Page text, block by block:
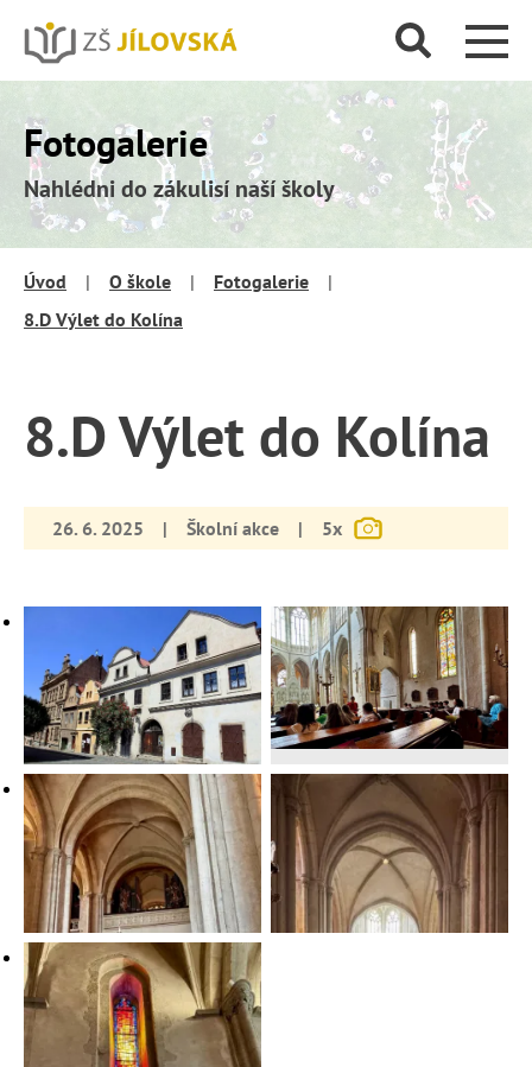
Fotogalerie
Nahlédni do zákulisí naší školy
Úvod | O škole | Fotogalerie
|
8.D Výlet do Kolína
8.D Výlet do Kolína
26. 6. 2025 | Školní akce | 5x